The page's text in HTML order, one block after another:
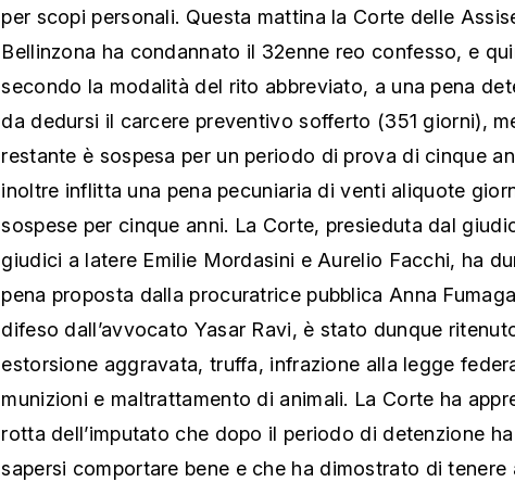
per scopi personali. Questa mattina la Corte delle
Bellinzona ha condannato il 32enne reo confesso, e
secondo la modalità del rito abbreviato, a una pena
da dedursi il carcere preventivo sofferto (351 giorni),
restante è sospesa per un periodo di prova di cinque
inoltre inflitta una pena pecuniaria di venti aliquote
sospese per cinque anni. La Corte, presieduta dal
giudici a latere Emilie Mordasini e Aurelio Facchi, ha
pena proposta dalla procuratrice pubblica Anna
difeso dall’avvocato Yasar Ravi, è stato dunque
estorsione aggravata, truffa, infrazione alla legge
munizioni e maltrattamento di animali. La Corte ha
rotta dell’imputato che dopo il periodo di detenzione
sapersi comportare bene e che ha dimostrato di tenere